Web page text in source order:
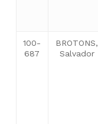
100-
687
BROTONS,
Salvador